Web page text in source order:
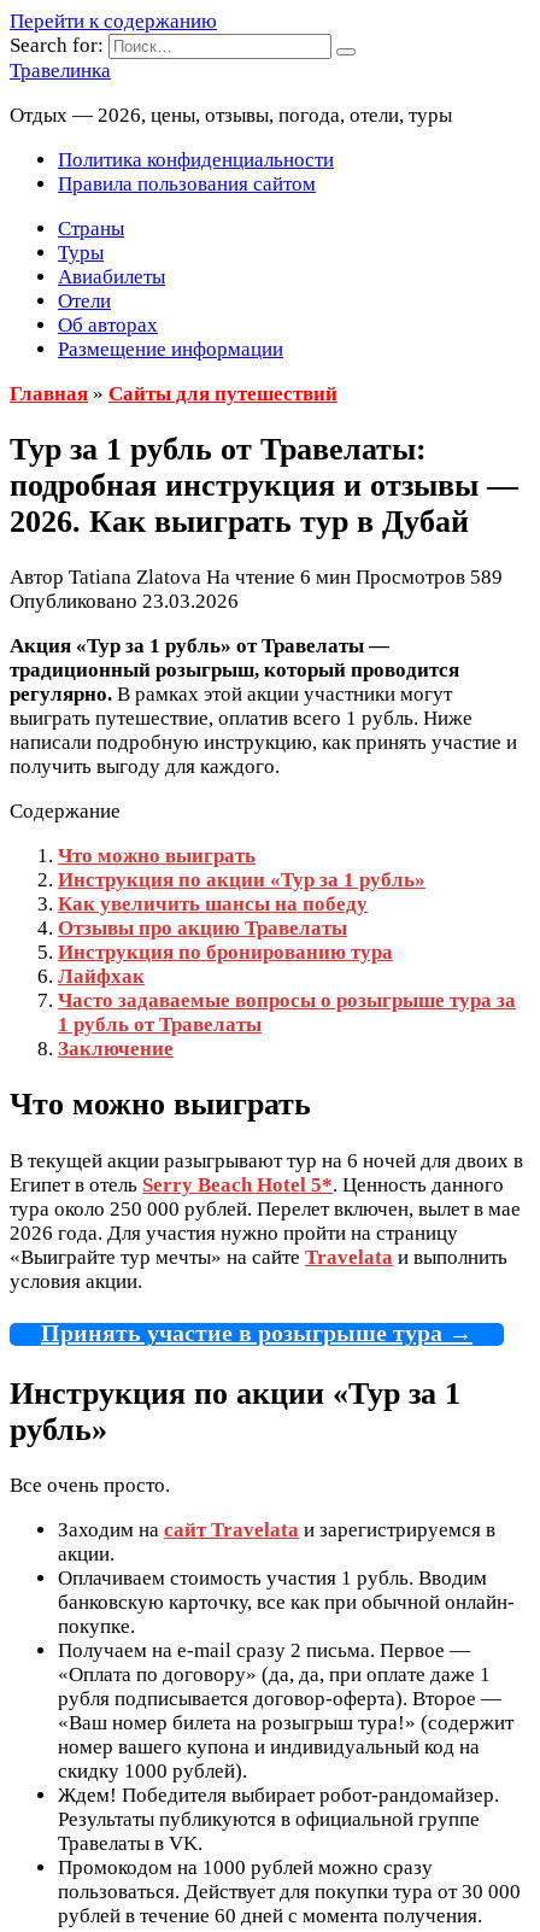
Перейти к содержанию
Search for:
Травелинка
Отдых — 2026, цены, отзывы, погода, отели, туры
Политика конфиденциальности
Правила пользования сайтом
Страны
Туры
Авиабилеты
Отели
Об авторах
Размещение информации
Главная » Сайты для путешествий
Тур за 1 рубль от Травелаты:
подробная инструкция и отзывы —
2026. Как выиграть тур в Дубай
Автор Tatiana Zlatova На чтение 6 мин Просмотров 589
Опубликовано 23.03.2026
Акция «Тур за 1 рубль» от Травелаты —
традиционный розыгрыш, который проводится
регулярно. В рамках этой акции участники могут
выиграть путешествие, оплатив всего 1 рубль. Ниже
написали подробную инструкцию, как принять участие и
получить выгоду для каждого.
Содержание
Что можно выиграть
Инструкция по акции «Тур за 1 рубль»
Как увеличить шансы на победу
Отзывы про акцию Травелаты
Инструкция по бронированию тура
Лайфхак
Часто задаваемые вопросы о розыгрыше тура за
1 рубль от Травелаты
Заключение
Что можно выиграть
В текущей акции разыгрывают тур на 6 ночей для двоих в
Египет в отель Serry Beach Hotel 5*. Ценность данного
тура около 250 000 рублей. Перелет включен, вылет в мае
2026 года. Для участия нужно пройти на страницу
«Выиграйте тур мечты» на сайте Travelata и выполнить
условия акции.
Принять участие в розыгрыше тура →
Инструкция по акции «Тур за 1
рубль»
Все очень просто.
Заходим на сайт Travelata и зарегистрируемся в
акции.
Оплачиваем стоимость участия 1 рубль. Вводим
банковскую карточку, все как при обычной онлайн-
покупке.
Получаем на e-mail сразу 2 письма. Первое —
«Оплата по договору» (да, да, при оплате даже 1
рубля подписывается договор-оферта). Второе —
«Ваш номер билета на розыгрыш тура!» (содержит
номер вашего купона и индивидуальный код на
скидку 1000 рублей).
Ждем! Победителя выбирает робот-рандомайзер.
Результаты публикуются в официальной группе
Травелаты в VK.
Промокодом на 1000 рублей можно сразу
пользоваться. Действует для покупки тура от 30 000
рублей в течение 60 дней с момента получения.